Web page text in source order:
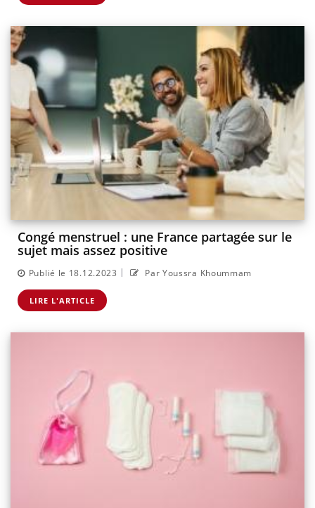
Congé menstruel : une France partagée sur le
sujet mais assez positive
Publié le 18.12.2023 | Par Youssra Khoummam
LIRE L'ARTICLE